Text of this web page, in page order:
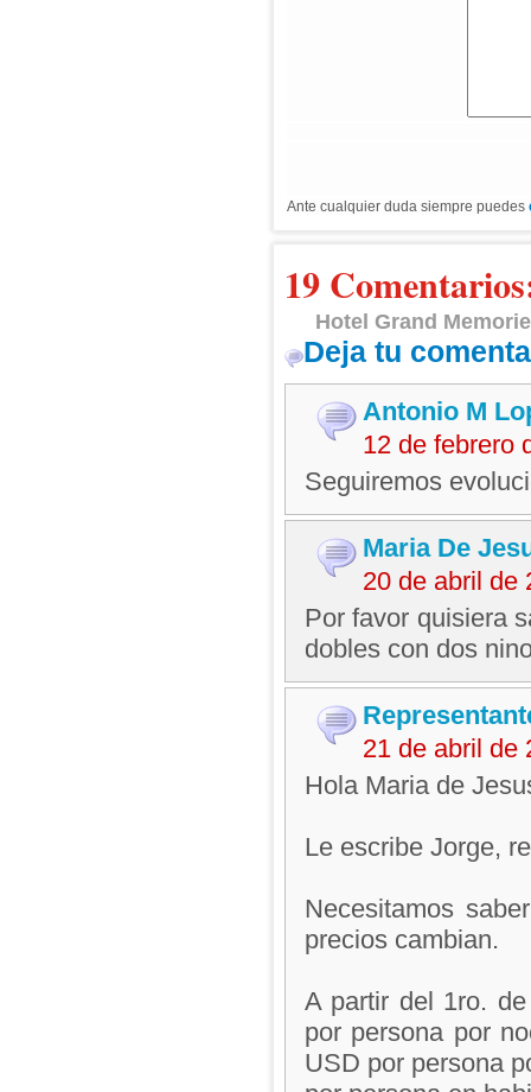
Ante cualquier duda siempre puedes
19
Hotel Grand
Deja tu
Antonio M
12 de febrero
Seguiremos
Maria De
20 de abril de
Por favor quisiera
dobles con dos
21 de abril de
Hola Maria de
Le escribe Jorge,
Necesitamos
precios cambian.
A partir del 1ro.
por persona por
USD por persona